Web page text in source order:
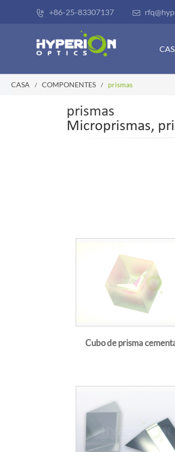
 +86-25-83307137 
CASA COMPONENTES prismas
prismas
Microprismas,
Cubo de prisma